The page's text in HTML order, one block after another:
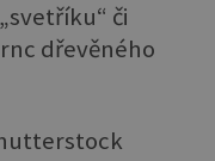
či
dřevěného